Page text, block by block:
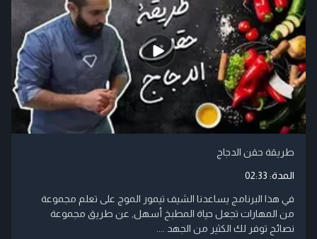
طريقة حقن الدجاج
المدة: 02:33
في هذا البرنامج يساعدنا الشيف تيمور الموج على تعلم مجموعة
من المهارات تجعل حياة المطبخ أسهل, عن طريق مجموعة
نصائح توفر لك الكثير من الجهد ....